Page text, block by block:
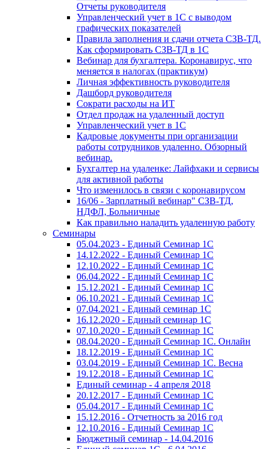
Отчеты руководителя
Управленческий учет в 1С с выводом
графических показателей
Правила заполнения и сдачи отчета СЗВ-ТД.
Как сформировать СЗВ-ТД в 1С
Вебинар для бухгалтера. Коронавирус, что
меняется в налогах (практикум)
Личная эффективность руководителя
Дашборд руководителя
Сократи расходы на ИТ
Отдел продаж на удаленный доступ
Управленческий учет в 1С
Кадровые документы при организации
работы сотрудников удаленно. Обзорный
вебинар.
Бухгалтер на удаленке: Лайфхаки и сервисы
для активной работы
Что изменилось в связи с коронавирусом
16/06 - Зарплатный вебинар" СЗВ-ТД,
НДФЛ, Больничные
Как правильно наладить удаленную работу
Семинары
05.04.2023 - Единый Семинар 1С
14.12.2022 - Единый Семинар 1С
12.10.2022 - Единый Семинар 1С
06.04.2022 - Единый Семинар 1С
15.12.2021 - Единый Семинар 1С
06.10.2021 - Единый Семинар 1С
07.04.2021 - Единый семинар 1С
16.12.2020 - Единый семинар 1С
07.10.2020 - Единый Семинар 1С
08.04.2020 - Единый Семинар 1С. Онлайн
18.12.2019 - Единый Семинар 1С
03.04.2019 - Единый Семинар 1С. Весна
19.12.2018 - Единый Семинар 1С
Единый семинар - 4 апреля 2018
20.12.2017 - Единый Семинар 1С
05.04.2017 - Единый Семинар 1С
15.12.2016 - Отчетность за 2016 год
12.10.2016 - Единый Семинар 1С
Бюджетный семинар - 14.04.2016